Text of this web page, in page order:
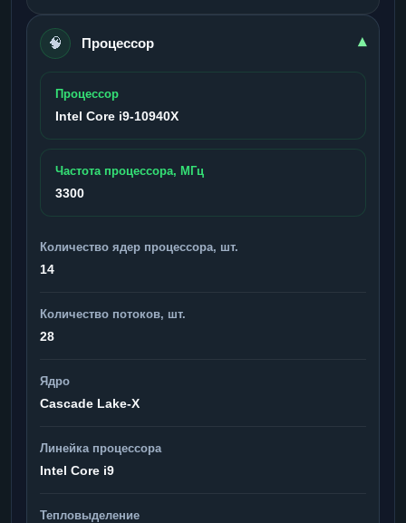
🧠 Процессор ▾
Процессор
Intel Core i9-10940X
Частота процессора, МГц
3300
Количество ядер процессора, шт.
14
Количество потоков, шт.
28
Ядро
Cascade Lake-X
Линейка процессора
Intel Core i9
Тепловыделение